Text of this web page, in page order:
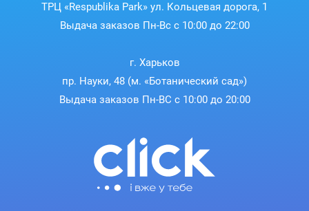
ТРЦ «Respublika Park» ул. Кольцевая дорога, 1
Выдача заказов Пн-Вс с 10:00 до 22:00
г. Харьков
пр. Науки, 48 (м. «Ботанический сад»)
Выдача заказов Пн-ВС с 10:00 до 20:00